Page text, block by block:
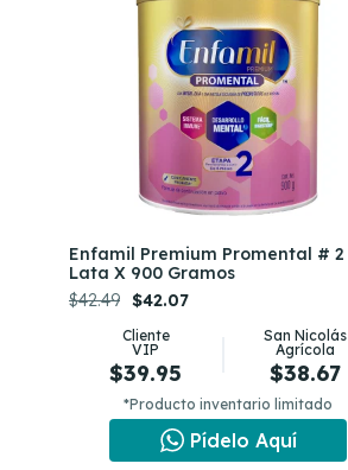
Enfamil Premium Promental # 2
Lata X 900 Gramos
$42.49 $42.07
Cliente
VIP
$39.95
San Nicolás
Agrícola
$38.67
*Producto inventario limitado
Pídelo Aquí